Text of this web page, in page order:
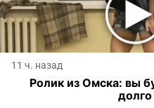
11 ч. назад
Ролик из Омска: вы
долго